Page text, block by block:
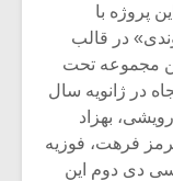
پروژه با
در قالب
مجموعه تحت
در ژانویه سال
بهزاد
فرهت، فوزیه
دی دوم این